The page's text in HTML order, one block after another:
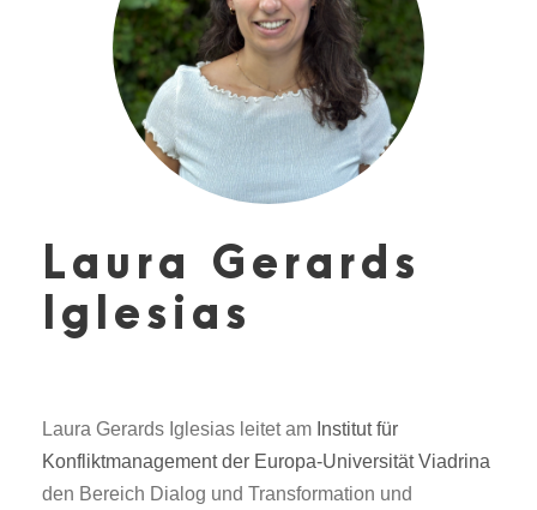
Laura Gerards
Iglesias
Laura Gerards Iglesias leitet am Institut für
Konfliktmanagement der Europa-Universität Viadrina
den Bereich Dialog und Transformation und